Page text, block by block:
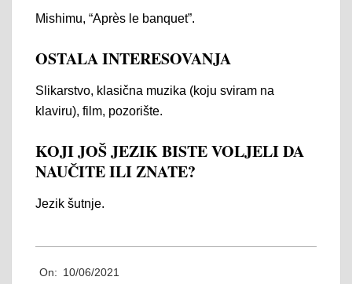
Mishimu, “Après le banquet”.
OSTALA INTERESOVANJA
Slikarstvo, klasična muzika (koju sviram na
klaviru), film, pozorište.
KOJI JOŠ JEZIK BISTE VOLJELI DA
NAUČITE ILI ZNATE?
Jezik šutnje.
06-
On: 10/06/2021